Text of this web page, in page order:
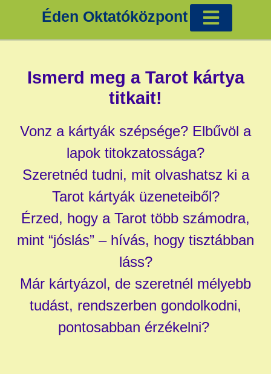
Éden Oktatóközpont
Ismerd meg a Tarot kártya
titkait!
Vonz a kártyák szépsége? Elbűvöl a
lapok titokzatossága?
Szeretnéd tudni, mit olvashatsz ki a
Tarot kártyák üzeneteiből?
Érzed, hogy a Tarot több számodra,
mint “jóslás” – hívás, hogy tisztábban
láss?
Már kártyázol, de szeretnél mélyebb
tudást, rendszerben gondolkodni,
pontosabban érzékelni?